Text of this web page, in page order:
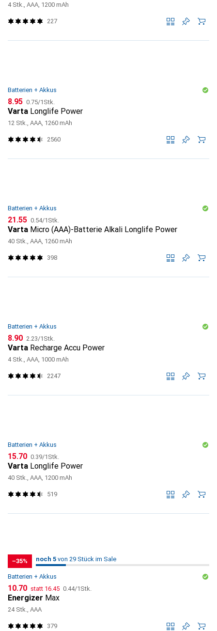
4 Stk., AAA, 1200 mAh
227
Batterien + Akkus
CHF
8.95 CHF
0.75/1Stk.
Varta Longlife Power
12 Stk., AAA, 1260 mAh
2560
Batterien + Akkus
CHF
21.55 CHF
0.54/1Stk.
Varta Micro (AAA)-Batterie Alkali Longlife Power
40 Stk., AAA, 1260 mAh
398
Batterien + Akkus
CHF
8.90 CHF
2.23/1Stk.
Varta Recharge Accu Power
4 Stk., AAA, 1000 mAh
2247
Batterien + Akkus
CHF
15.70 CHF
0.39/1Stk.
Varta Longlife Power
40 Stk., AAA, 1200 mAh
519
−35% 5 / 29
5 / 29 im Sale
noch 5 von 29 Stück im Sale
Batterien + Akkus
CHF
10.70 statt CHF
16.45 CHF
0.44/1Stk.
Energizer Max
24 Stk., AAA
379